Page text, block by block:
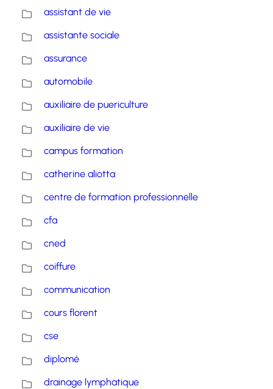
assistant de vie
assistante sociale
assurance
automobile
auxiliaire de puericulture
auxiliaire de vie
campus formation
catherine aliotta
centre de formation professionnelle
cfa
cned
coiffure
communication
cours florent
cse
diplomé
drainage lymphatique